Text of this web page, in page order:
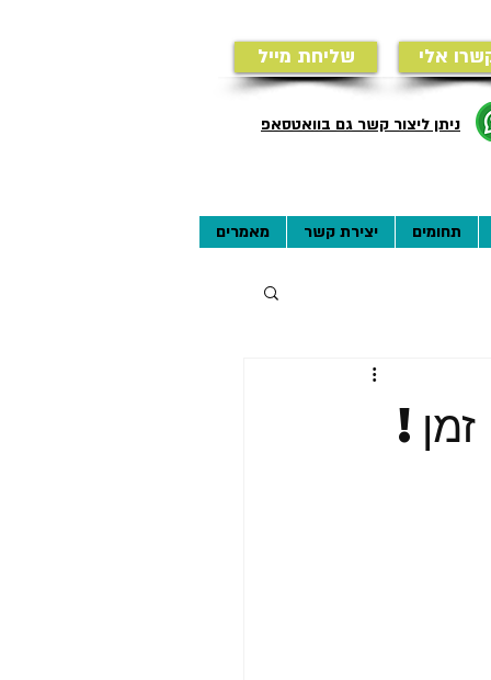
שליחת מייל אלי
ניתן ליצור קשר גם בוואטסאפ
תחומים יצירת קשר מאמרים